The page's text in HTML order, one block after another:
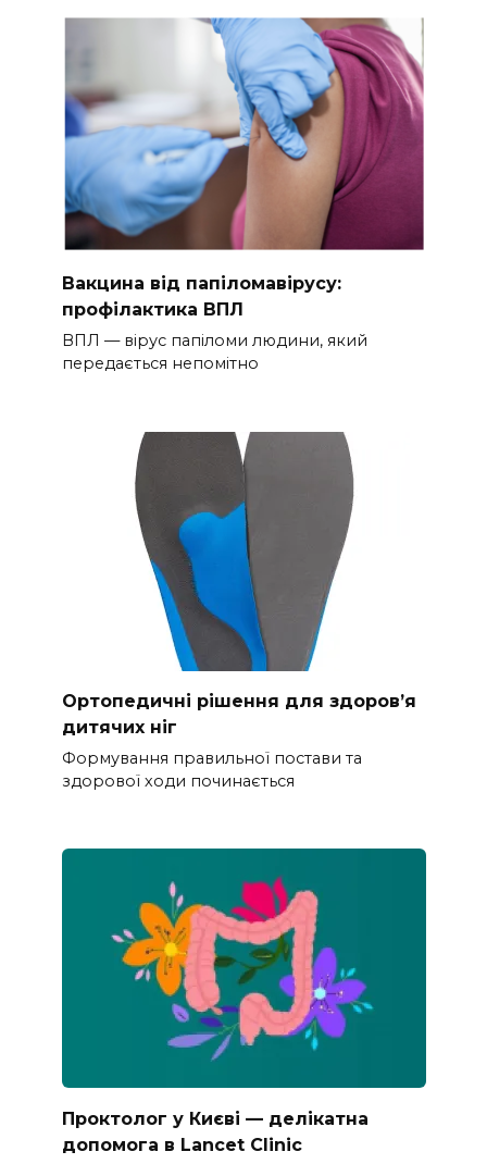
Вакцина від папіломавірусу:
профілактика ВПЛ
ВПЛ — вірус папіломи людини, який
передається непомітно
Ортопедичні рішення для здоров’я
дитячих ніг
Формування правильної постави та
здорової ходи починається
Проктолог у Києві — делікатна
допомога в Lancet Clinic